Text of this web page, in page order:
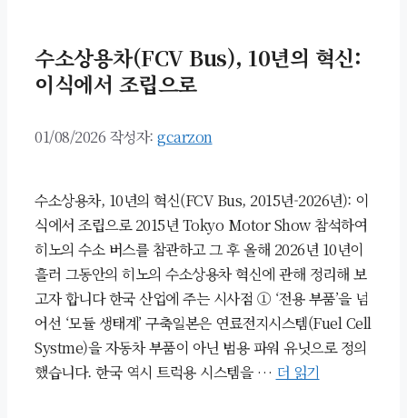
수소상용차(FCV Bus), 10년의 혁신:
이식에서 조립으로
01/08/2026 작성자: gcarzon
수소상용차, 10년의 혁신(FCV Bus, 2015년-2026년): 이
식에서 조립으로 2015년 Tokyo Motor Show 참석하여
히노의 수소 버스를 참관하고 그 후 올해 2026년 10년이
흘러 그동안의 히노의 수소상용차 혁신에 관해 정리해 보
고자 합니다 한국 산업에 주는 시사점 ① ‘전용 부품’을 넘
어선 ‘모듈 생태계’ 구축일본은 연료전지시스템(Fuel Cell
Systme)을 자동차 부품이 아닌 범용 파워 유닛으로 정의
했습니다. 한국 역시 트럭용 시스템을 … 더 읽기